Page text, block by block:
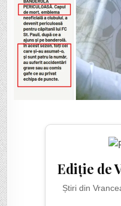
Ediție de
Știri din